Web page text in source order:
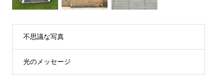
不思議な写真
光のメッセージ